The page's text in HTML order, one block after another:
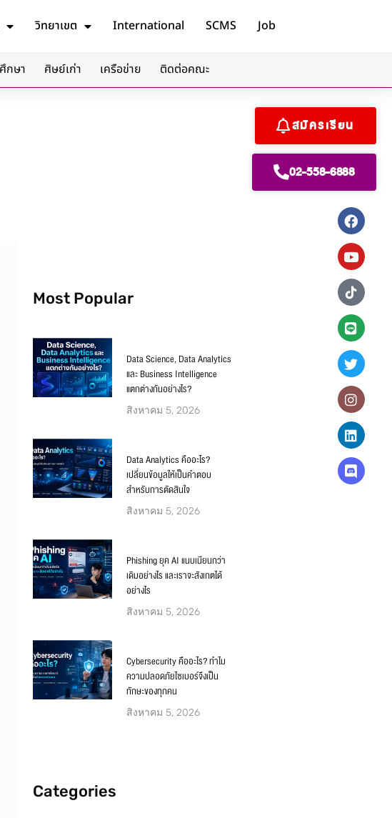
วิทยาเขต International SCMS Job
กษา ศิษย์เก่า เครือข่าย ติดต่อคณะ
สมัครเรียน
02-558-6888
Most Popular
Data Science, Data Analytics
และ Business Intelligence
แตกต่างกันอย่างไร?
สิงหาคม 5, 2026
Data Analytics คืออะไร?
เปลี่ยนข้อมูลให้เป็นคำตอบ
สำหรับการตัดสินใจ
สิงหาคม 5, 2026
Phishing ยุค AI แนบเนียนกว่า
เดิมอย่างไร และเราจะสังเกตได้
อย่างไร
สิงหาคม 5, 2026
Cybersecurity คืออะไร? ทำไม
ความปลอดภัยไซเบอร์จึงเป็น
ทักษะของทุกคน
สิงหาคม 5, 2026
Categories